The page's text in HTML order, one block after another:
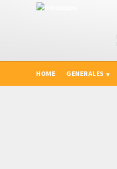
HOME GENERALES